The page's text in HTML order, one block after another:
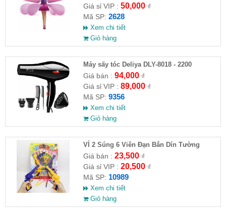
Giá sỉ VIP : 50,000₫
Mã SP: 2628
Xem chi tiết
Giỏ hàng
Máy sấy tóc Deliya DLY-8018 - 2200
Giá bán : 94,000₫
Giá sỉ VIP : 89,000₫
Mã SP: 9356
Xem chi tiết
Giỏ hàng
VỈ 2 Súng 6 Viên Đạn Bắn Dín Tường
Giá bán : 23,500₫
Giá sỉ VIP : 20,500₫
Mã SP: 10989
Xem chi tiết
Giỏ hàng